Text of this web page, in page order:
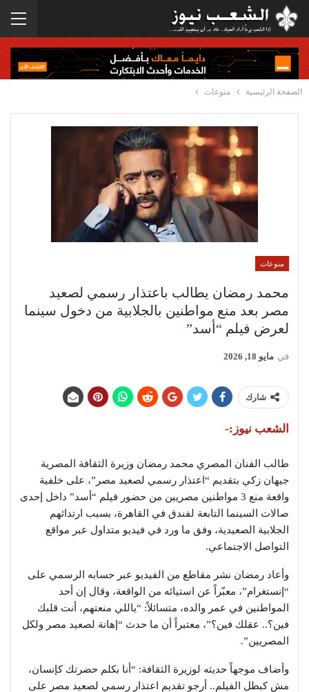
الصفحة الرئيسية منوعات
منوعات
محمد رمضان يطالب باعتذار رسمي لصعيد
مصر بعد منع مواطنين بالجلابية من دخول سينما
لعرض فيلم “أسد”
في مايو 18, 2026
شارك
الشعب نيوز:-
طالب الفنان المصري محمد رمضان وزيرة الثقافة المصرية
جيهان زكي بتقديم “اعتذار رسمي لصعيد مصر”، على خلفية
واقعة منع 3 مواطنين مصريين من حضور فيلم “أسد” داخل إحدى
صالات السينما التابعة لفندق في القاهرة، بسبب ارتدائهم
الجلابية الصعيدية، وفق ما ورد في فيديو متداول عبر مواقع
التواصل الاجتماعي.
وأعاد رمضان نشر مقاطع من الفيديو عبر حسابه الرسمي على
“إنستغرام”، معبّراً عن استيائه من الواقعة، وقال إن أحد
المواطنين في عمر والده، متسائلاً: “ياللي منعتهم، أنت قلبك
فين؟.. عقلك فين؟”، معتبراً أن ما حدث “إهانة لصعيد مصر ولكل
المصريين”.
وأضاف موجهاً حديثه لوزيرة الثقافة: “أنا بكلم حضرتك كإنسان،
مش كبطل الفيلم.. أرجو تقديم اعتذار رسمي لصعيد مصر على